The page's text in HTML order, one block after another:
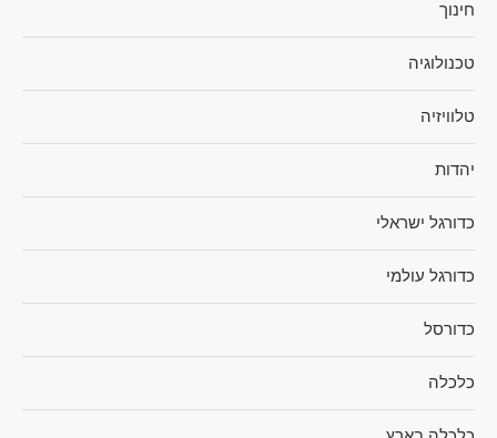
חינוך
טכנולוגיה
טלוויזיה
יהדות
כדורגל ישראלי
כדורגל עולמי
כדורסל
כלכלה